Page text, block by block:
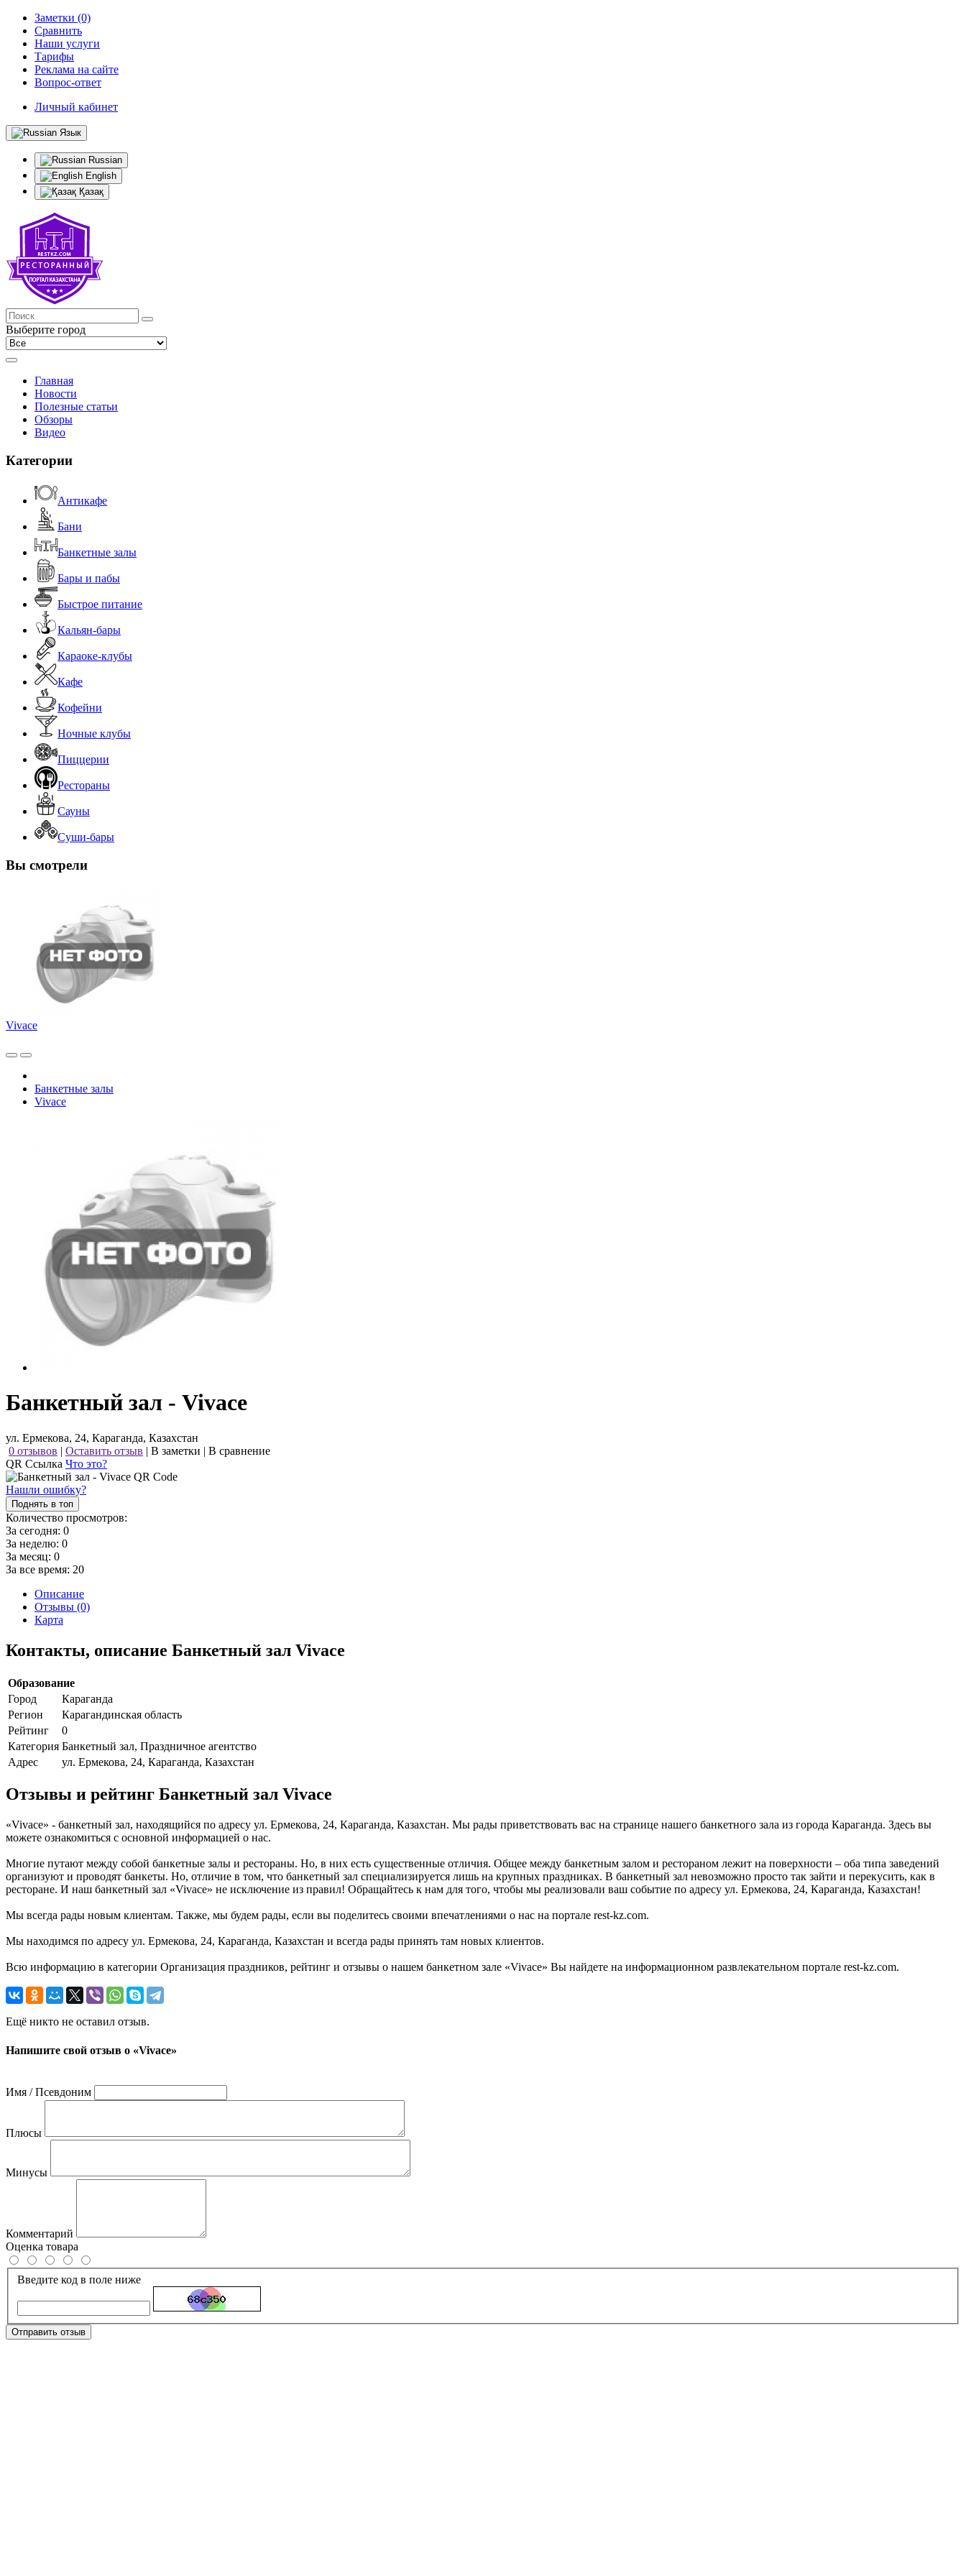
Заметки (0)
Сравнить
Наши услуги
Тарифы
Реклама на сайте
Вопрос-ответ
Личный кабинет
Язык
Russian
English
Қазақ
Выберите город
Главная
Новости
Полезные статьи
Обзоры
Видео
Категории
Антикафе
Бани
Банкетные залы
Бары и пабы
Быстрое питание
Кальян-бары
Караоке-клубы
Кафе
Кофейни
Ночные клубы
Пиццерии
Рестораны
Сауны
Суши-бары
Вы смотрели
Vivace
Банкетные залы
Vivace
Банкетный зал - Vivace
ул. Ермекова, 24, Караганда, Казахстан
0 отзывов | Оставить отзыв | В заметки | В сравнение
QR Ссылка Что это?
Нашли ошибку?
Поднять в топ
Количество просмотров:
За сегодня: 0
За неделю: 0
За месяц: 0
За все время: 20
Описание
Отзывы (0)
Карта
Контакты, описание Банкетный зал Vivace
Образование
Город
Караганда
Регион
Карагандинская область
Рейтинг
0
Категория Банкетный зал, Праздничное агентство
Адрес
ул. Ермекова, 24, Караганда, Казахстан
Отзывы и рейтинг Банкетный зал Vivace
«Vivace» - банкетный зал, находящийся по адресу ул. Ермекова, 24, Караганда, Казахстан. Мы рады приветствовать вас на странице нашего банкетного зала из города Караганда. Здесь вы
можете ознакомиться с основной информацией о нас.
Многие путают между собой банкетные залы и рестораны. Но, в них есть существенные отличия. Общее между банкетным залом и рестораном лежит на поверхности – оба типа заведений
организуют и проводят банкеты. Но, отличие в том, что банкетный зал специализируется лишь на крупных праздниках. В банкетный зал невозможно просто так зайти и перекусить, как в
ресторане. И наш банкетный зал «Vivace» не исключение из правил! Обращайтесь к нам для того, чтобы мы реализовали ваш событие по адресу ул. Ермекова, 24, Караганда, Казахстан!
Мы всегда рады новым клиентам. Также, мы будем рады, если вы поделитесь своими впечатлениями о нас на портале rest-kz.com.
Мы находимся по адресу ул. Ермекова, 24, Караганда, Казахстан и всегда рады принять там новых клиентов.
Всю информацию в категории Организация праздников, рейтинг и отзывы о нашем банкетном зале «Vivace» Вы найдете на информационном развлекательном портале rest-kz.com.
Ещё никто не оставил отзыв.
Напишите свой отзыв о «Vivace»
Имя / Псевдоним
Плюсы
Минусы
Комментарий
Оценка товара
Введите код в поле ниже
Отправить отзыв